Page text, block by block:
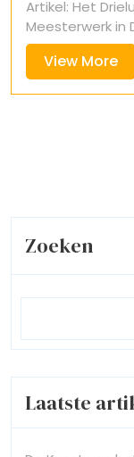
Artikel: Het
Meesterwerk in
View More
Zoeken
Laatste